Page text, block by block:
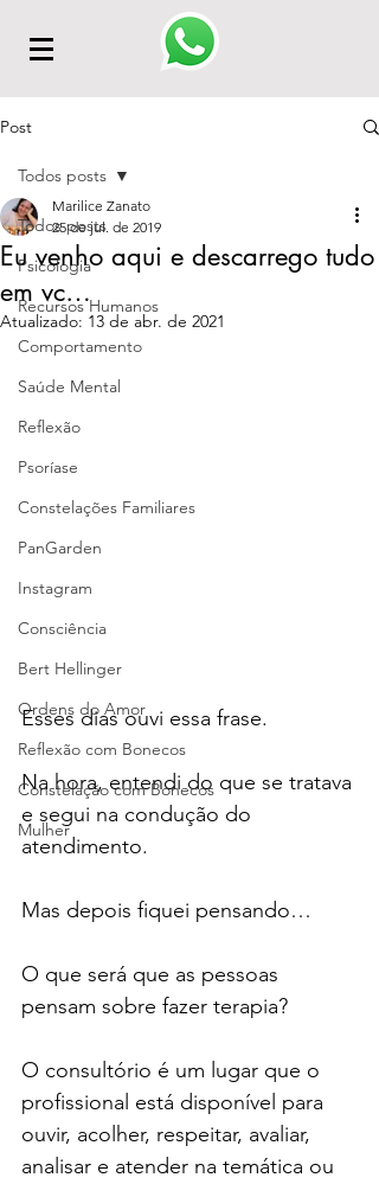
Post
Todos posts
Psicologia
Recursos Humanos
Comportamento
Saúde Mental
Reflexão
Psoríase
Constelações Familiares
PanGarden
Instagram
Consciência
Bert Hellinger
Ordens do Amor
Reflexão com Bonecos
Constelação com Bonecos
Mulher
Todos posts
Eu venho aqui e descarrego tudo
em vc…
Marilice Zanato
25 de jul. de 2019
Atualizado: 13 de abr. de 2021
Esses dias ouvi essa frase.
Na hora, entendi do que se tratava
e segui na condução do
atendimento.
Mas depois fiquei pensando…
O que será que as pessoas
pensam sobre fazer terapia?
O consultório é um lugar que o
profissional está disponível para
ouvir, acolher, respeitar, avaliar,
analisar e atender na temática ou